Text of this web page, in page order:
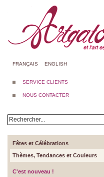
FRANÇAIS ENGLISH
SERVICE CLIENTS
NOUS CONTACTER
Fêtes et Célébrations
Thèmes, Tendances et Couleurs
C'est nouveau !